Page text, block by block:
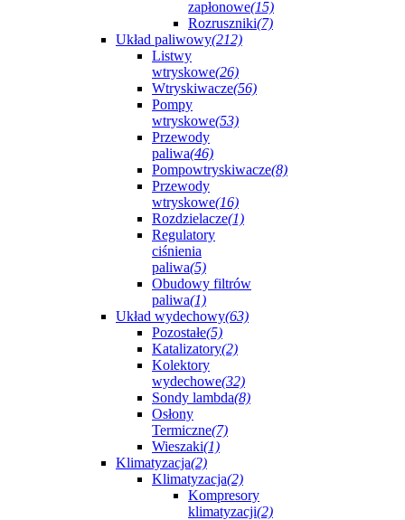
zapłonowe(15)
Rozruszniki(7)
Układ paliwowy(212)
Listwy
wtryskowe(26)
Wtryskiwacze(56)
Pompy
wtryskowe(53)
Przewody
paliwa(46)
Pompowtryskiwacze(8)
Przewody
wtryskowe(16)
Rozdzielacze(1)
Regulatory
ciśnienia
paliwa(5)
Obudowy filtrów
paliwa(1)
Układ wydechowy(63)
Pozostałe(5)
Katalizatory(2)
Kolektory
wydechowe(32)
Sondy lambda(8)
Osłony
Termiczne(7)
Wieszaki(1)
Klimatyzacja(2)
Klimatyzacja(2)
Kompresory
klimatyzacji(2)